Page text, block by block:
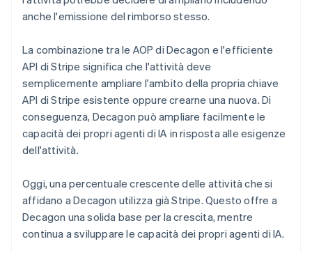
anche l'emissione del rimborso stesso.
La combinazione tra le AOP di Decagon e l'efficiente
API di Stripe significa che l'attività deve
semplicemente ampliare l'ambito della propria chiave
API di Stripe esistente oppure crearne una nuova. Di
conseguenza, Decagon può ampliare facilmente le
capacità dei propri agenti di IA in risposta alle esigenze
dell'attività.
Oggi, una percentuale crescente delle attività che si
affidano a Decagon utilizza già Stripe. Questo offre a
Decagon una solida base per la crescita, mentre
continua a sviluppare le capacità dei propri agenti di IA.